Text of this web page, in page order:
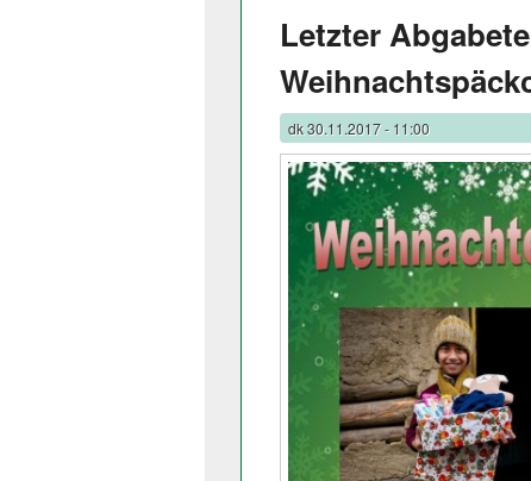
Letzter
dk30.11.2017 - 11:00